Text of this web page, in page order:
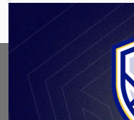
AU62
ABOUT US
As a government